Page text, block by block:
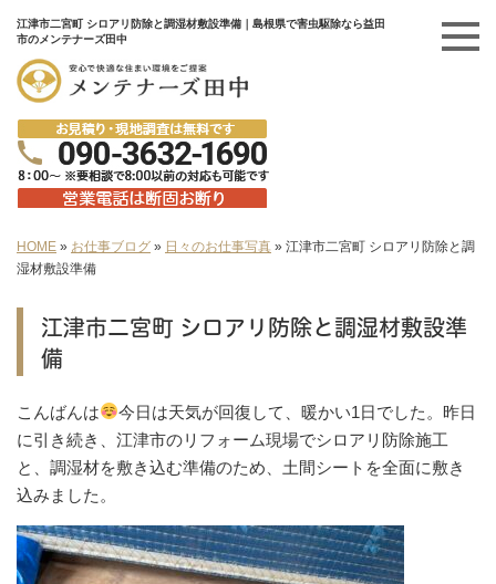
江津市二宮町 シロアリ防除と調湿材敷設準備｜島根県で害虫駆除なら益田
市のメンテナーズ田中
HOME » お仕事ブログ » 日々のお仕事写真 » 江津市二宮町 シロアリ防除と調
湿材敷設準備
江津市二宮町 シロアリ防除と調湿材敷設準
備
こんばんは
今日は天気が回復して、暖かい1日でした。昨日
に引き続き、江津市のリフォーム現場でシロアリ防除施工
と、調湿材を敷き込む準備のため、土間シートを全面に敷き
込みました。